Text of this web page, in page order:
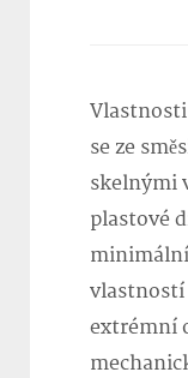
se ze
skelnými
plastové
extrémní